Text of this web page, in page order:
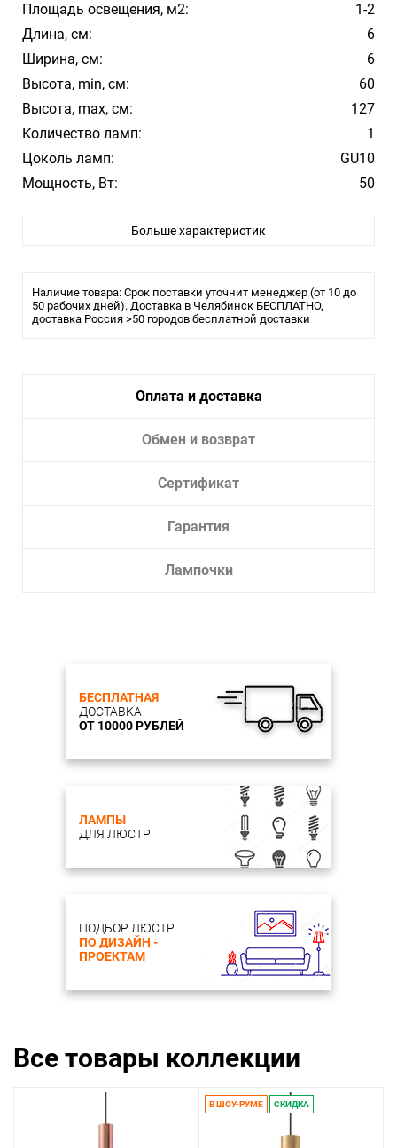
Площадь освещения, м2:
1-2
Длина, см:
6
Ширина, см:
6
Высота, min, см:
60
Высота, max, см:
127
Количество ламп:
1
Цоколь ламп:
GU10
Мощность, Вт:
50
Цвет плафона/абажура:
Помещение: Большой зал, Гостиная, Кухня, Спальня
Лампочки в комплекте:
Больше характеристик
Наличие товара: Срок поставки уточнит менеджер (от 10 до
50 рабочих дней). Доставка в Челябинск БЕСПЛАТНО,
доставка Россия >50 городов бесплатной доставки
Оплата и доставка
Обмен и возврат
Сертификат
Гарантия
Лампочки
БЕСПЛАТНАЯ
ДОСТАВКА
ОТ 10000 РУБЛЕЙ
ЛАМПЫ
ДЛЯ ЛЮСТР
ПОДБОР ЛЮСТР
ПО ДИЗАЙН -
ПРОЕКТАМ
Все товары коллекции
В ШОУ-РУМЕ СКИДКА